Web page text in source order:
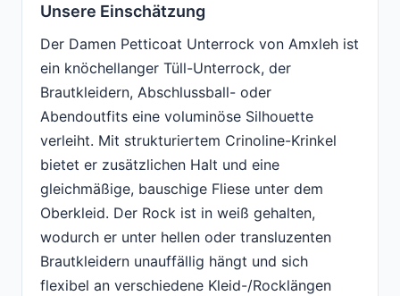
Unsere Einschätzung
Der Damen Petticoat Unterrock von Amxleh ist
ein knöchellanger Tüll-Unterrock, der
Brautkleidern, Abschlussball- oder
Abendoutfits eine voluminöse Silhouette
verleiht. Mit strukturiertem Crinoline-Krinkel
bietet er zusätzlichen Halt und eine
gleichmäßige, bauschige Fliese unter dem
Oberkleid. Der Rock ist in weiß gehalten,
wodurch er unter hellen oder transluzenten
Brautkleidern unauffällig hängt und sich
flexibel an verschiedene Kleid-/Rocklängen